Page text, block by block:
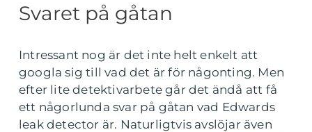
Svaret på gåtan
Intressant nog är det inte helt enkelt att
googla sig till vad det är för någonting. Men
efter lite detektivarbete går det ändå att få
ett någorlunda svar på gåtan vad Edwards
leak detector är. Naturligtvis avslöjar även